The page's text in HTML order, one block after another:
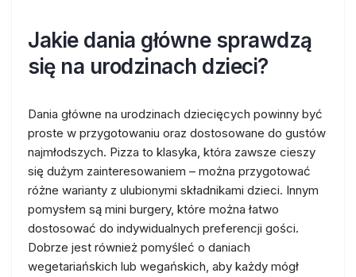
Jakie dania główne sprawdzą
się na urodzinach dzieci?
Dania główne na urodzinach dziecięcych powinny być
proste w przygotowaniu oraz dostosowane do gustów
najmłodszych. Pizza to klasyka, która zawsze cieszy
się dużym zainteresowaniem – można przygotować
różne warianty z ulubionymi składnikami dzieci. Innym
pomysłem są mini burgery, które można łatwo
dostosować do indywidualnych preferencji gości.
Dobrze jest również pomyśleć o daniach
wegetariańskich lub wegańskich, aby każdy mógł